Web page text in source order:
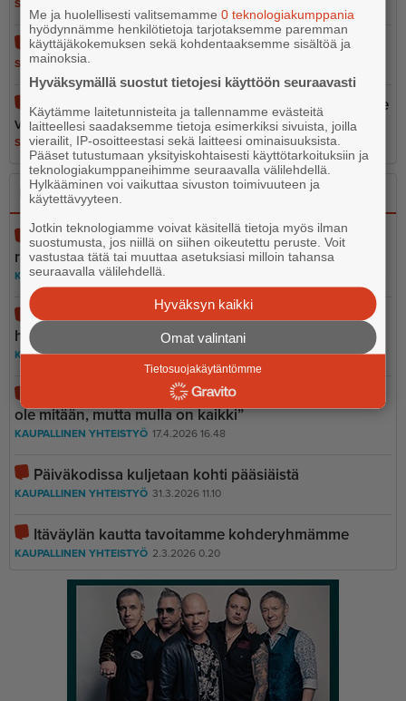
SANO SE
Epoon koulu - kun logiikka jäi koulun pihalle
SANO SE 14.7.2026 10.49
Porvoon kesän suurin paradoksi: Saaristoon pääsee
vain omalla autolla
SANO SE 8.7.2026 8.43
Kaupallinen yhteistyö
Porvoon SM-ralli saa oman rallilehden – Itäväylä vie
rallitunnelman tuhansiin koteihin
KAUPALLINEN YHTEISTYÖ 17.7.2026 10.00
Porvoon uusi Apteekki erikoistuu naisten
hyvinvointiin
KAUPALLINEN YHTEISTYÖ 8.6.2026 7.00
Ville Juurikkala sai kokemuksen armosta – ”Mulla ei
ole mitään, mutta mulla on kaikki”
KAUPALLINEN YHTEISTYÖ 17.4.2026 16.48
Päiväkodissa kuljetaan kohti pääsiäistä
KAUPALLINEN YHTEISTYÖ 31.3.2026 11.10
Itäväylän kautta tavoitamme kohderyhmämme
KAUPALLINEN YHTEISTYÖ 2.3.2026 0.20
Me ja huolellisesti valitsemamme0 teknologiakumppania
hyödynnämme henkilötietoja tarjotaksemme paremman
käyttäjäkokemuksen sekä kohdentaaksemme sisältöä ja
mainoksia.
Hyväksymällä suostut tietojesi käyttöön seuraavasti
Käytämme laitetunnisteita ja tallennamme evästeitä
laitteellesi saadaksemme tietoja esimerkiksi sivuista, joilla
vierailit, IP-osoitteestasi sekä laitteesi ominaisuuksista.
Pääset tutustumaan yksityiskohtaisesti käyttötarkoituksiin ja
teknologiakumppaneihimme seuraavalla välilehdellä.
Hylkääminen voi vaikuttaa sivuston toimivuuteen ja
käytettävyyteen.
Jotkin teknologiamme voivat käsitellä tietoja myös ilman
suostumusta, jos niillä on siihen oikeutettu peruste. Voit
vastustaa tätä tai muuttaa asetuksiasi milloin tahansa
seuraavalla välilehdellä.
Hyväksyn kaikki
Omat valintani
Tietosuojakäytäntömme